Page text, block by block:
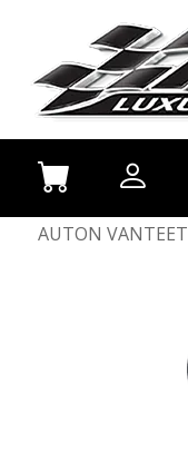
AUTON VANTEET